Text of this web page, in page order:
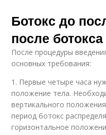
Ботокс до
после
После процедуры
основных требования:
1. Первые четыре часа
положение тела.
вертикального
период ботокс
горизонтальное